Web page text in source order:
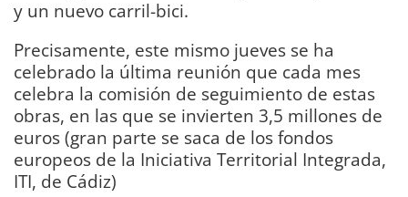
y un nuevo carril-bici.
Precisamente, este mismo jueves se ha
celebrado la última reunión que cada mes
celebra la comisión de seguimiento de estas
obras, en las que se invierten 3,5 millones de
euros (gran parte se saca de los fondos
europeos de la Iniciativa Territorial Integrada,
ITI, de Cádiz)